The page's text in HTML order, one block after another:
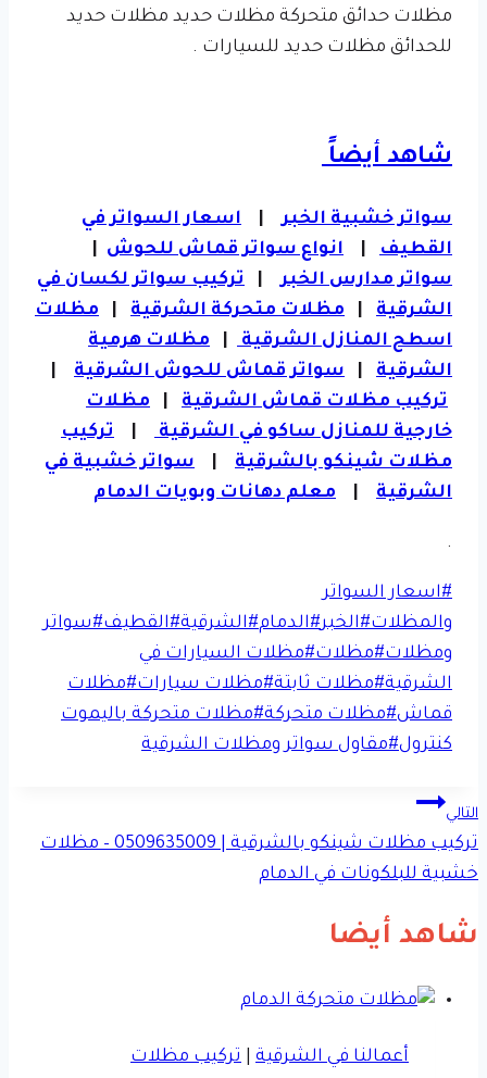
مظلات حدائق متحركة مظلات حديد مظلات حديد
للحدائق مظلات حديد للسيارات .
شاهد أيضاً
سواتر خشبية الخبر| اسعار السواتر في
القطيف
انواع سواتر قماش للحوش
سواتر مدارس الخبر| تركيب سواتر لكسان في
الشرقية
مظلات متحركة الشرقية
مظلات
اسطح المنازل الشرقية
مظلات هرمية
الشرقية
سواتر قماش للحوش الشرقية
تركيب مظلات قماش الشرقية
مظلات
خارجية للمنازل ساكو في الشرقية
تركيب
مظلات شينكو بالشرقية
سواتر خشبية في
الشرقية
معلم دهانات وبويات الدمام
.
وسوم
المقال:
#اسعار السواتر
والمظلات#الخبر#الدمام#الشرقية#القطيف#سواتر
ومظلات#مظلات#مظلات السيارات في
الشرقية#مظلات ثابتة#مظلات سيارات#مظلات
قماش#مظلات متحركة#مظلات متحركة باليموت
كنترول#مقاول سواتر ومظلات الشرقية
تصفّح
المقالات
التالي
تركيب مظلات شينكو بالشرقية | 0509635009 – مظلات
خشبية للبلكونات في الدمام
شاهد أيضا
أعمالنا في الشرقية تركيب مظلات